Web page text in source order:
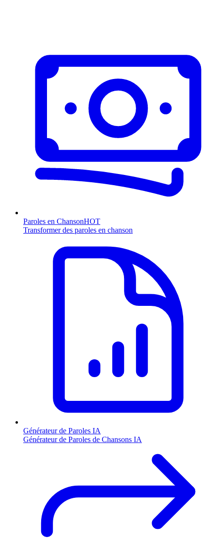
Paroles en ChansonHOT
Transformer des paroles en chanson
Générateur de Paroles IA
Générateur de Paroles de Chansons IA